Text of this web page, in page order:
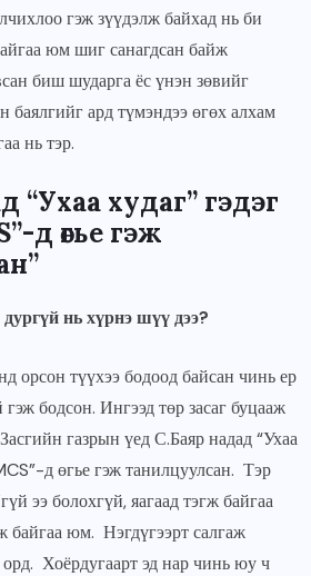
гэж зүүдэлж байхад нь би
юм шиг санагдсан байж
биш шударга ёс үнэн зөвийг
баялгийг ард түмэндээ өгөх алхам
нь тэр.
“Ухаа худаг” гэдэг
д өгье гэж
нь хүрнэ шүү дээ?
орсон түүхээ бодоод байсан чинь ер
гэж бодсон. Ингээд төр засаг буцааж
газрын үед С.Баяр надад “Ухаа
д өгье гэж танилцуулсан. Тэр
ээ болохгүй, яагаад тэгж байгаа
байгаа юм. Нэгдүгээрт салгаж
Хоёрдугаарт эд нар чинь юу ч